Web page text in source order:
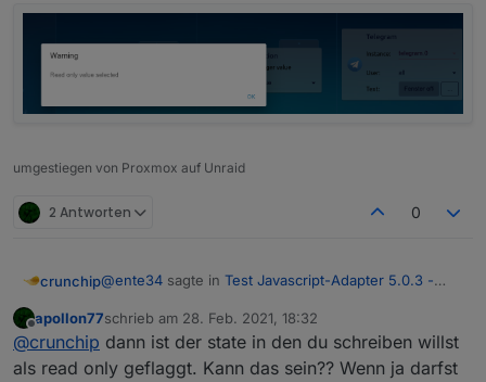
});
umgestiegen von Proxmox auf Unraid
2 Antworten 0
crunchip@ente34 sagte in Test Javascript-Adapter 5.0.3 -
noch ein obj.state.value
apollon77schrieb am 28. Feb. 2021, 18:32
zuletzt editiert von
@crunchip dann ist der state in den du schreiben willst
als read only geflaggt. Kann das sein?? Wenn ja darfst